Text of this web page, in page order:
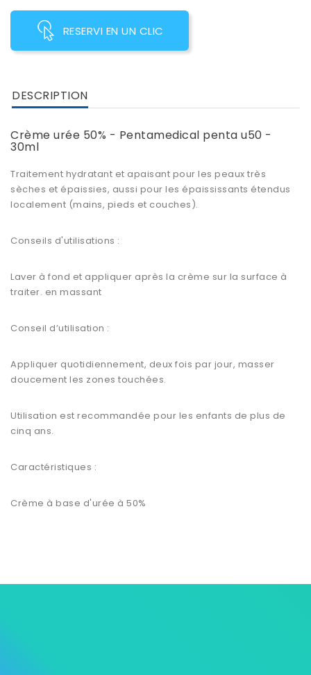
RESERVI EN UN CLIC
DESCRIPTION
Crème urée 50% - Pentamedical penta u50 -
30ml
Traitement hydratant et apaisant pour les peaux très
sèches et épaissies, aussi pour les épaississants étendus
localement (mains, pieds et couches).
Conseils d'utilisations :
Laver à fond et appliquer après la crème sur la surface à
traiter. en massant
Conseil d’utilisation :
Appliquer quotidiennement, deux fois par jour, masser
doucement les zones touchées.
Utilisation est recommandée pour les enfants de plus de
cinq ans.
Caractéristiques :
Crème à base d'urée à 50%